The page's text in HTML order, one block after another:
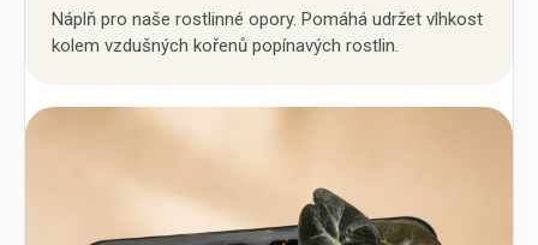
Náplň pro naše rostlinné opory. Pomáhá udržet vlhkost
kolem vzdušných kořenů popínavých rostlin.